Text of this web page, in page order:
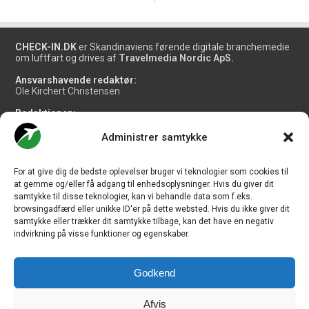
Administrer samtykke
For at give dig de bedste oplevelser bruger vi teknologier som cookies til
at gemme og/eller få adgang til enhedsoplysninger. Hvis du giver dit
samtykke til disse teknologier, kan vi behandle data som f.eks.
browsingadfærd eller unikke ID'er på dette websted. Hvis du ikke giver dit
samtykke eller trækker dit samtykke tilbage, kan det have en negativ
indvirkning på visse funktioner og egenskaber.
Godkend
Afvis
CHECK-IN.DK er Skandinaviens førende digitale branchemedie
om luftfart og drives af Travelmedia Nordic ApS.
Ansvarshavende redaktør:
Ole Kirchert Christensen
Redaktionen:
Christian Granhøj Skouboe
Henrik Baumgarten
Danny Longhi Andreasen
Salg og jobannoncer:
salg@travelmedianordic.com
Vi tager ansvar for indholdet og er tilmeldt